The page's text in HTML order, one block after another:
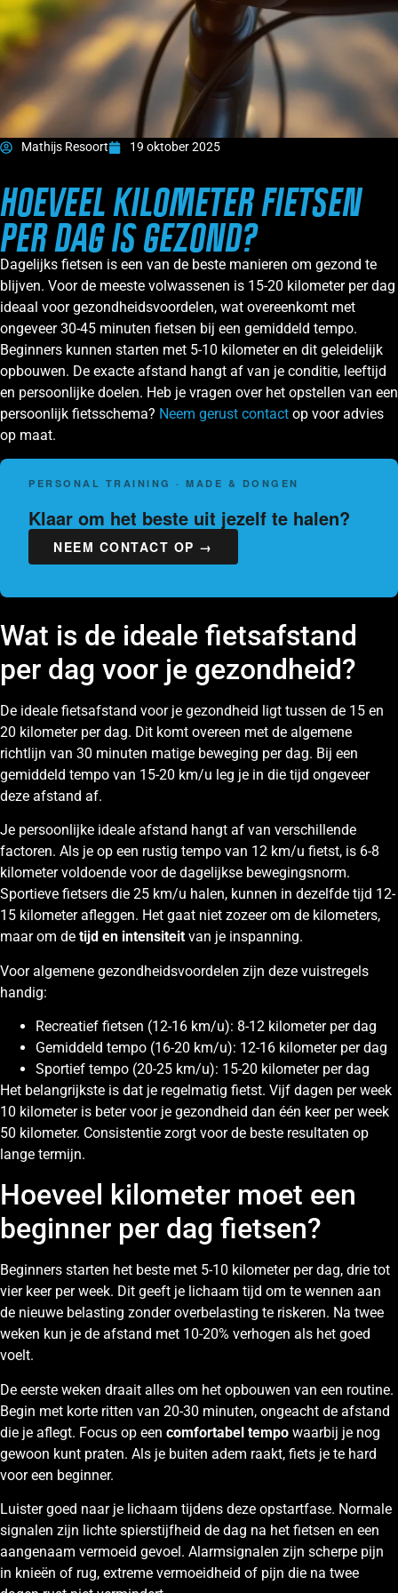
Mathijs Resoort 19 oktober 2025
HOEVEEL KILOMETER FIETSEN
PER DAG IS GEZOND?
Dagelijks fietsen is een van de beste manieren om gezond te
blijven. Voor de meeste volwassenen is 15-20 kilometer per dag
ideaal voor gezondheidsvoordelen, wat overeenkomt met
ongeveer 30-45 minuten fietsen bij een gemiddeld tempo.
Beginners kunnen starten met 5-10 kilometer en dit geleidelijk
opbouwen. De exacte afstand hangt af van je conditie, leeftijd
en persoonlijke doelen. Heb je vragen over het opstellen van een
persoonlijk fietsschema? Neem gerust contact op voor advies
op maat.
PERSONAL TRAINING · MADE & DONGEN
Klaar om het beste uit jezelf te halen?
NEEM CONTACT OP →
Wat is de ideale fietsafstand
per dag voor je gezondheid?
De ideale fietsafstand voor je gezondheid ligt tussen de 15 en
20 kilometer per dag. Dit komt overeen met de algemene
richtlijn van 30 minuten matige beweging per dag. Bij een
gemiddeld tempo van 15-20 km/u leg je in die tijd ongeveer
deze afstand af.
Je persoonlijke ideale afstand hangt af van verschillende
factoren. Als je op een rustig tempo van 12 km/u fietst, is 6-8
kilometer voldoende voor de dagelijkse bewegingsnorm.
Sportieve fietsers die 25 km/u halen, kunnen in dezelfde tijd 12-
15 kilometer afleggen. Het gaat niet zozeer om de kilometers,
maar om de tijd en intensiteit van je inspanning.
Voor algemene gezondheidsvoordelen zijn deze vuistregels
handig:
Recreatief fietsen (12-16 km/u): 8-12 kilometer per dag
Gemiddeld tempo (16-20 km/u): 12-16 kilometer per dag
Sportief tempo (20-25 km/u): 15-20 kilometer per dag
Het belangrijkste is dat je regelmatig fietst. Vijf dagen per week
10 kilometer is beter voor je gezondheid dan één keer per week
50 kilometer. Consistentie zorgt voor de beste resultaten op
lange termijn.
Hoeveel kilometer moet een
beginner per dag fietsen?
Beginners starten het beste met 5-10 kilometer per dag, drie tot
vier keer per week. Dit geeft je lichaam tijd om te wennen aan
de nieuwe belasting zonder overbelasting te riskeren. Na twee
weken kun je de afstand met 10-20% verhogen als het goed
voelt.
De eerste weken draait alles om het opbouwen van een routine.
Begin met korte ritten van 20-30 minuten, ongeacht de afstand
die je aflegt. Focus op een comfortabel tempo waarbij je nog
gewoon kunt praten. Als je buiten adem raakt, fiets je te hard
voor een beginner.
Luister goed naar je lichaam tijdens deze opstartfase. Normale
signalen zijn lichte spierstijfheid de dag na het fietsen en een
aangenaam vermoeid gevoel. Alarmsignalen zijn scherpe pijn
in knieën of rug, extreme vermoeidheid of pijn die na twee